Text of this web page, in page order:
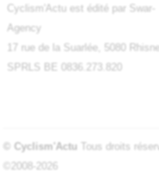
Cyclism'Actu est édité par Swar-
Agency
17 rue de la Suarlée, 5080
SPRLS BE 0836.273.820
© Cyclism'Actu Tous droits
©2008-2026